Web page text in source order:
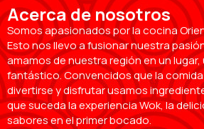
Acerca de nosotros
Somos apasionados por la cocina
Esto nos llevo a fusionar nuestra
amamos de nuestra región en un lugar,
fantástico. Convencidos que la
divertirse y disfrutar usamos
que suceda la experiencia Wok, la
sabores en el primer bocado.